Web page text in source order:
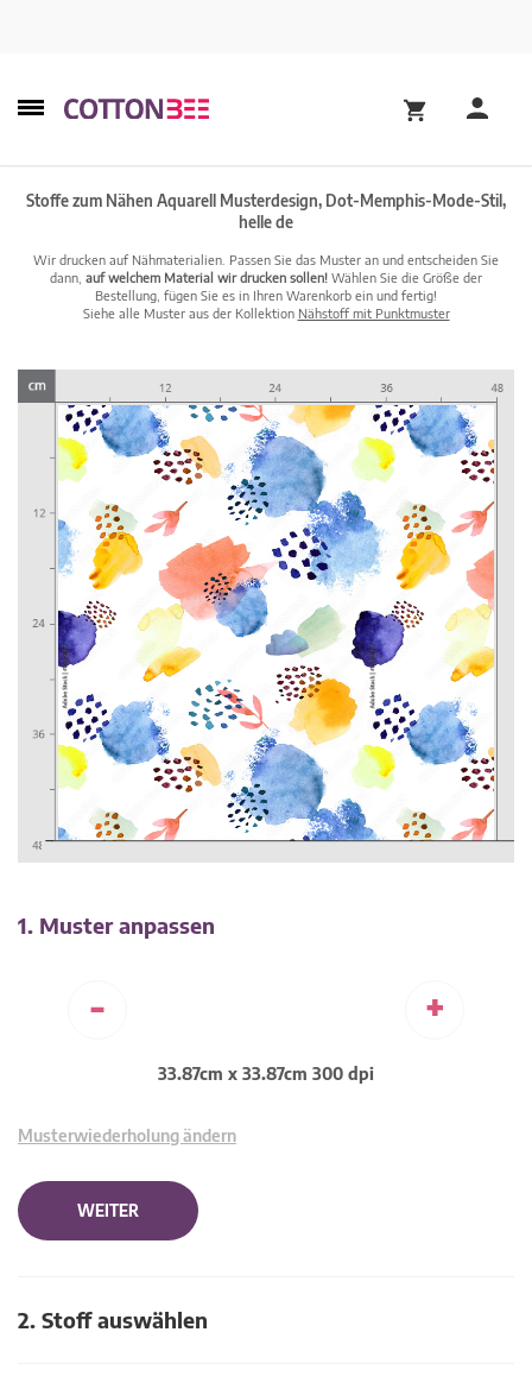
Stoffe zum Nähen Aquarell Musterdesign, Dot-Memphis-Mode-Stil,
helle de
Wir drucken auf Nähmaterialien. Passen Sie das Muster an und entscheiden Sie
dann, auf welchem Material wir drucken sollen! Wählen Sie die Größe der
Bestellung, fügen Sie es in Ihren Warenkorb ein und fertig!
Siehe alle Muster aus der Kollektion Nähstoff mit Punktmuster
1. Muster anpassen
- +
33.87cm x 33.87cm 300 dpi
Musterwiederholung ändern
WEITER
2. Stoff auswählen